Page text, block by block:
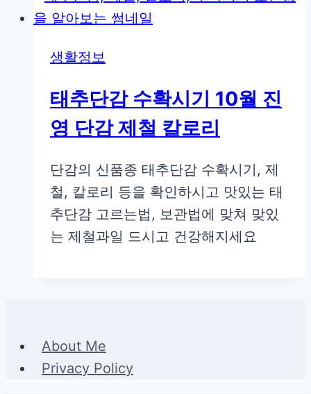
생활정보
태추단감 수확시기 10월 진
영 단감 제철 칼로리
단감의 신품종 태추단감 수확시기, 제
철, 칼로리 등을 확인하시고 맛있는 태
추단감 고르는법, 보관법에 맞쳐 맞있
는 제철과일 드시고 건강해지세요
About Me
Privacy Policy